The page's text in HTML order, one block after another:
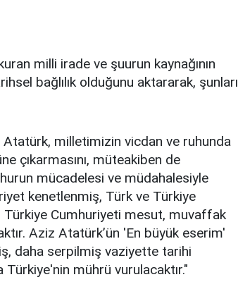
milli irade ve şuurun kaynağının
bağlılık olduğunu aktararak, şunları
milletimizin vicdan ve ruhunda
çıkarmasını, müteakiben de
mücadelesi ve müdahalesiyle
kenetlenmiş, Türk ve Türkiye
Türkiye Cumhuriyeti mesut, muvaffak
Aziz Atatürk’ün 'En büyük eserim'
daha serpilmiş vaziyette tarihi
mührü vurulacaktır."